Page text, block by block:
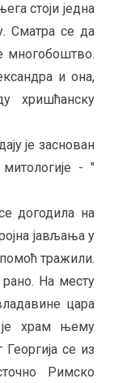
стоји једна
Сматра се да
многобоштво.
и она,
хришћанску
је заснован
- "
догодила на
јављања у
тражили.
рано. На месту
цара
је храм њему
се из
Римско